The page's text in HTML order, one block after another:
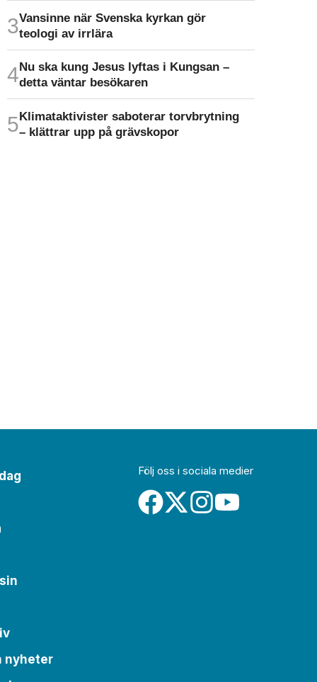
Vansinne när Svenska kyrkan gör
teologi av irrlära
Nu ska kung Jesus lyftas i Kungsan –
detta väntar besökaren
Klimat­aktivister saboterar torv­brytning
– klättrar upp på gräv­skopor
nyheter
Följ oss i sociala medier